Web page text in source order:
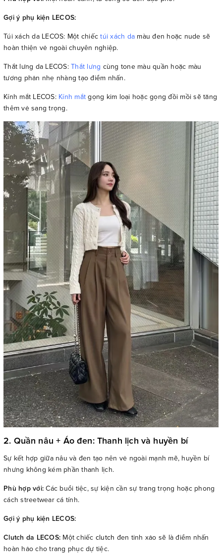
Gợi ý phụ kiện LECOS:
Túi xách da LECOS: Một chiếctúi xách da màu đen hoặc nude sẽ
hoàn thiện vẻ ngoài chuyên nghiệp.
Thắt lưng da LECOS: Thắt lưng cùng tone màu quần hoặc màu
tương phản nhẹ nhàng tạo điểm nhấn.
Kính mắt LECOS: Kính mắt gọng kim loại hoặc gọng đồi mồi sẽ tăng
thêm vẻ sang trọng.
2. Quần nâu + Áo đen: Thanh lịch và huyền bí
Sự kết hợp giữa nâu và đen tạo nên vẻ ngoài mạnh mẽ, huyền bí
nhưng không kém phần thanh lịch.
Phù hợp với:Các buổi tiệc, sự kiện cần sự trang trọng hoặc phong
cách streetwear cá tính.
Gợi ý phụ kiện LECOS:
Clutch da LECOS: Một chiếc clutch đen tinh xảo sẽ là điểm nhấn
hoàn hảo cho trang phục dự tiệc.